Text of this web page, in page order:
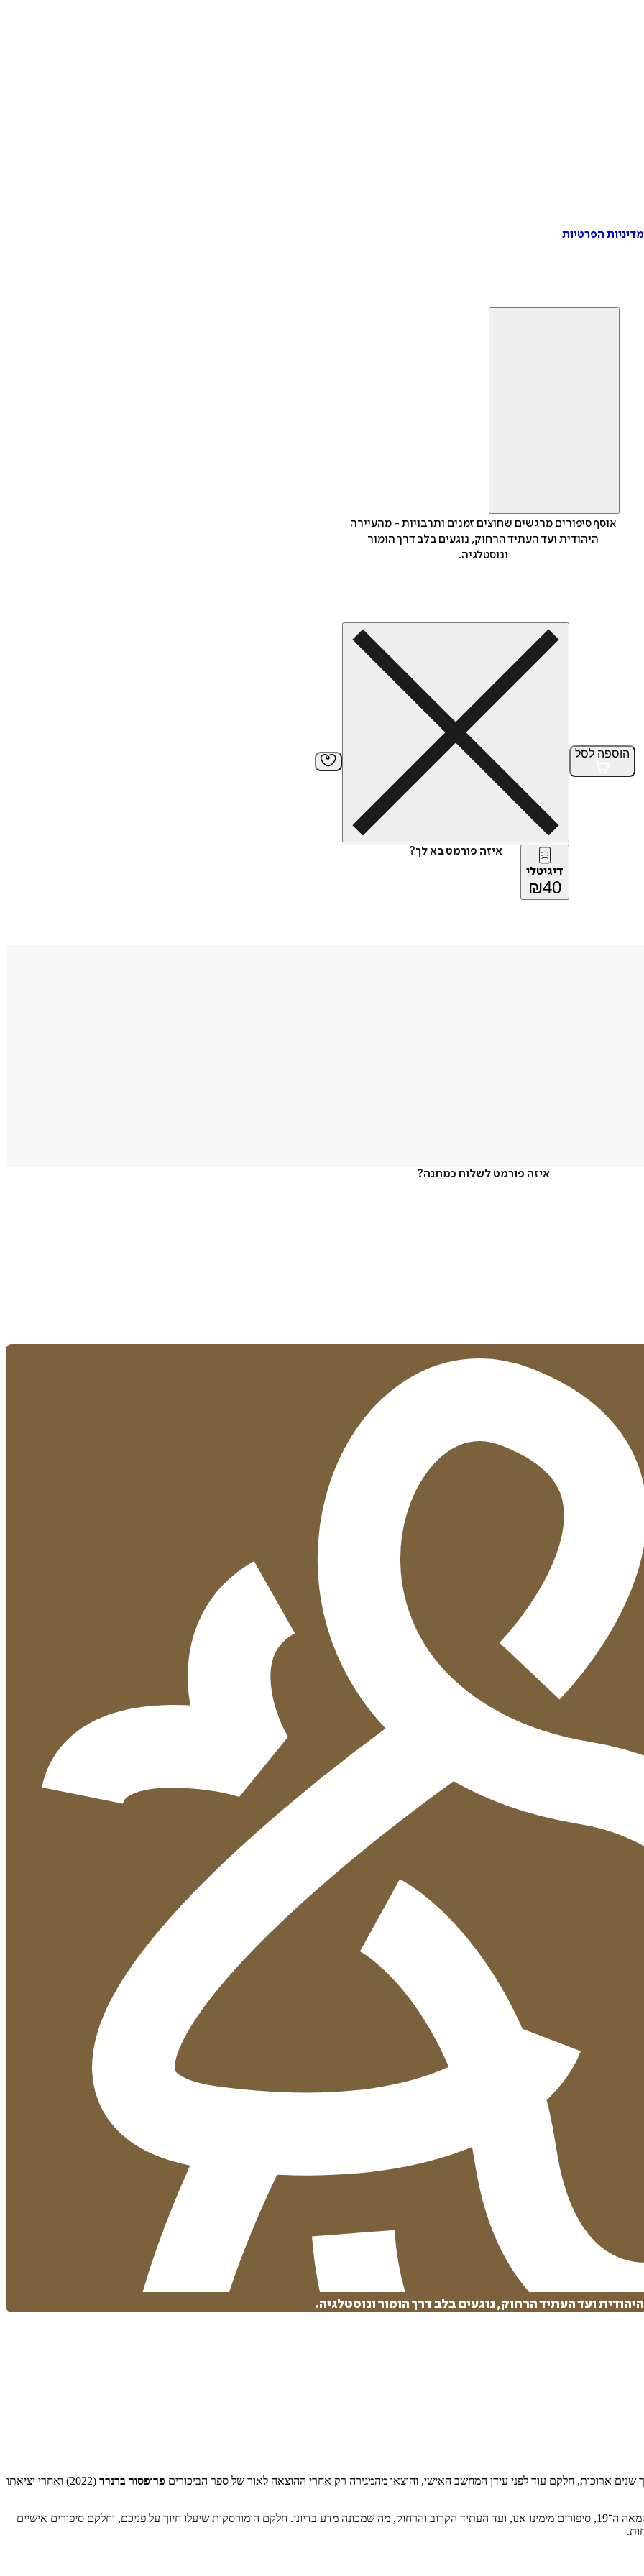
הפרטיות
אוסף סיפורים מרגשים שחוצים זמנים ותרבויות - מהעיירה
היהודית ועד העתיד הרחוק, נוגעים בלב דרך הומור
ונוסטלגיה.
הוספה לסל
איזה פורמט בא לך?
דיגיטלי
₪40
איזה פורמט לשלוח כמתנה?
איזה פורמט בא לך?
דיגיטלי
ועד העתיד הרחוק, נוגעים בלב דרך הומור ונוסטלגיה.
שנים ארוכות, חלקם עוד לפני עידן המחשב האישי, והוצאו מהמגירה רק אחרי ההוצאה לאור של ספר הביכורים פרופסור ברנרד
(2022) ואחרי יציאתו
הסיפורים מקיפים תקופות שונות, החל מהעיירה היהודית באירופה בשלהי המאה ה־19, סיפורים מימינו אנו, ועד העתיד הקרוב והרחוק, מה שמכונה מדע בדיוני. חלקם הומורסקות שיעלו חיוך על פניכם, וחלקם סיפורים אישיים